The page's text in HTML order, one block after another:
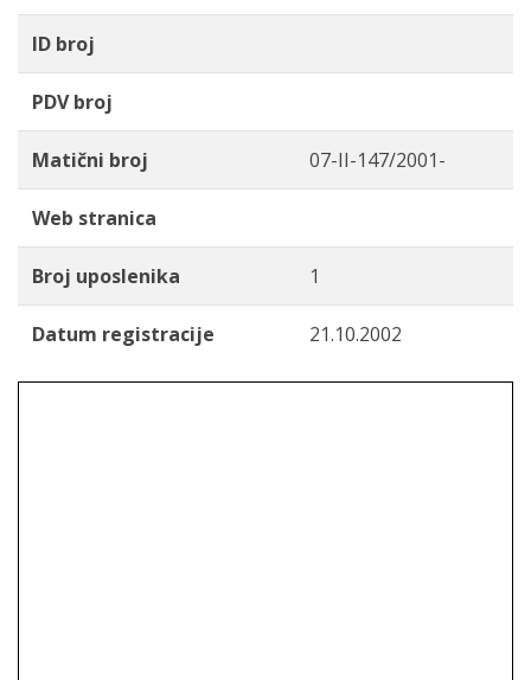
ID broj
PDV broj
Matični broj 07-II-147/2001-
Web stranica
Broj uposlenika 1
Datum registracije 21.10.2002